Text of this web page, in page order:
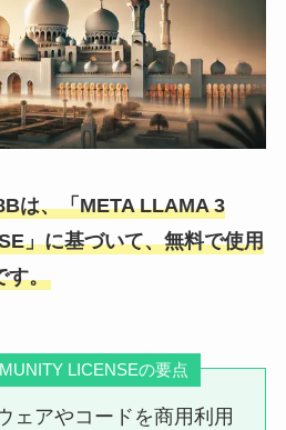
は、「META LLAMA 3
」に基づいて、無料で使用
す。
LICENSEの要点
ェアやコードを商用利用